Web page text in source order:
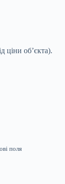
ціни об’єкта).
поля